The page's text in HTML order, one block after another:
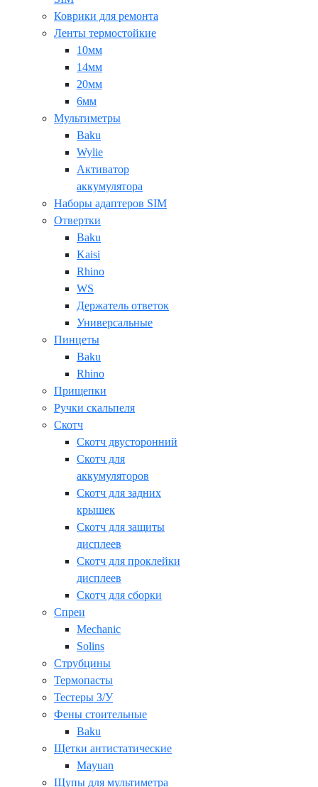
Коврики для ремонта
Ленты термостойкие
10мм
14мм
20мм
6мм
Мультиметры
Baku
Wylie
Активатор
аккумулятора
Наборы адаптеров SIM
Отвертки
Baku
Kaisi
Rhino
WS
Держатель ответок
Универсальные
Пинцеты
Baku
Rhino
Прищепки
Ручки скальпеля
Скотч
Скотч двусторонний
Скотч для
аккумуляторов
Скотч для задних
крышек
Скотч для защиты
дисплеев
Скотч для проклейки
дисплеев
Скотч для сборки
Спреи
Mechanic
Solins
Струбцины
Термопасты
Тестеры З/У
Фены стоительные
Baku
Щетки антистатические
Mayuan
Щупы для мультиметра